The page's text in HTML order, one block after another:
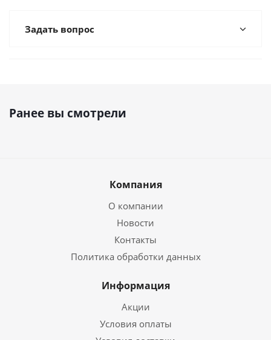
Задать вопрос
Ранее вы смотрели
Компания
О компании
Новости
Контакты
Политика обработки данных
Информация
Акции
Условия оплаты